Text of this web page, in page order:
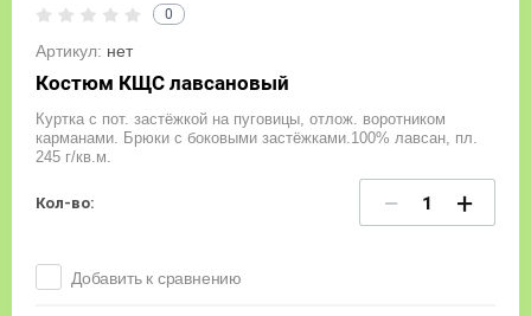
0
Артикул: нет
Костюм КЩС лавсановый
Куртка с пот. застёжкой на пуговицы, отлож. воротником
карманами. Брюки с боковыми застёжками.100% лавсан, пл.
245 г/кв.м.
Кол-во: − +
Добавить к сравнению